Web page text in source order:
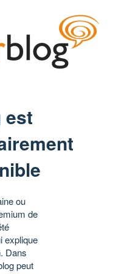
est
ou
de
explique
Dans
peut